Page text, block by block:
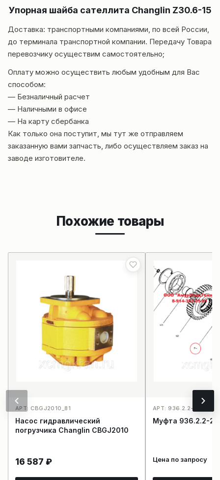
Упорная шайба сателлита Changlin Z30.6-15
Доставка: транспортными компаниями, по всей России,
до терминала транспортной компании. Передачу Товара
перевозчику осуществим самостоятельно;
Оплату можно осуществить любым удобным для Вас
способом:
— Безналичный расчет
— Наличными в офисе
— На карту сбербанка
Как только она поступит, мы тут же отправляем
заказанную вами запчасть, либо осуществляем заказ на
заводе изготовителе.
Похожие товары
АРТ: CBGJ2010_81
Насос гидравлический
погрузчика Changlin CBGJ2010
16 587 ₽
АРТ: 936.2.2-2_204
Муфта 936.2.2-2
Цена по запросу